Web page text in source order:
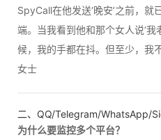
SpyCall在他发送‘晚安’之前，
端。当我看到他和那个女人说‘我
候，我的手都在抖。但至少，
女士
二、QQ/Telegram/WhatsApp/
为什么要监控多个平台？